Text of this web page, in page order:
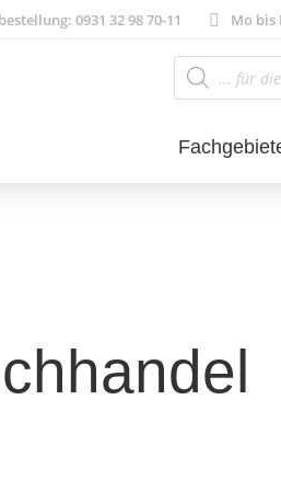
0931 32 98 70-11 Mo bis
Products
search